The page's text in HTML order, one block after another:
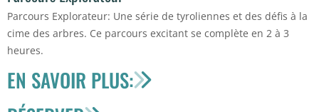
Parcours Explorateur: Une série de tyroliennes et des défis à la
cime des arbres. Ce parcours excitant se complète en 2 à 3
heures.
EN SAVOIR PLUS: